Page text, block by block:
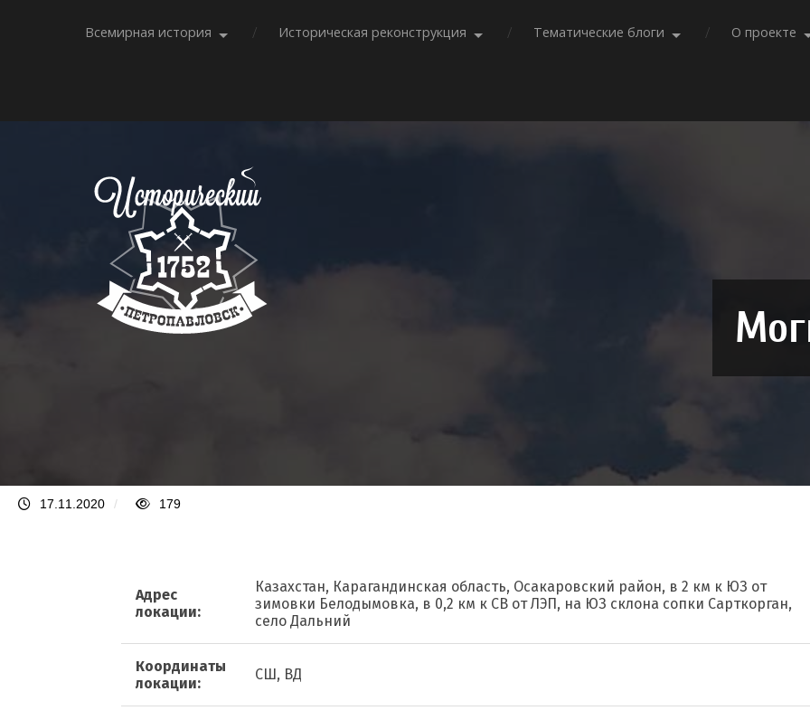
Всемирная история Историческая реконструкция Тематические блоги О проекте
17.11.2020 / 179
Адрес
локации:
Казахстан, Карагандинская область, Осакаровский район, в 2 км к ЮЗ от
зимовки Белодымовка, в 0,2 км к СВ от ЛЭП, на ЮЗ склона сопки Сарткорган,
село Дальний
Координаты
локации:
СШ, ВД